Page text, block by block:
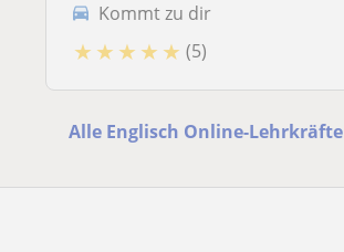
Kommt zu dir
★ ★ ★ ★ ★ (5)
Alle Englisch Online-